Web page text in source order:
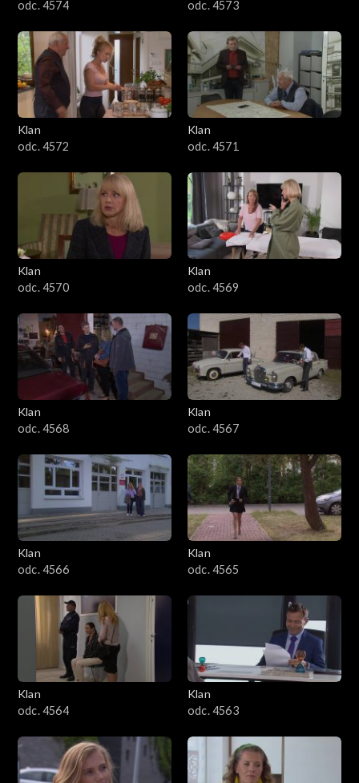
odc. 4574 odc. 4573
Klan
odc. 4572
Klan
odc. 4571
Klan
odc. 4570
Klan
odc. 4569
Klan
odc. 4568
Klan
odc. 4567
Klan
odc. 4566
Klan
odc. 4565
Klan
odc. 4564
Klan
odc. 4563